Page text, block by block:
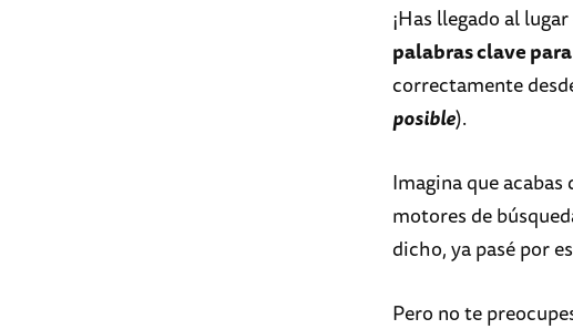
¡Has llegado al
palabras clave
correctamente
posible).
Imagina que acabas
motores de
dicho, ya pasé por
Pero no te